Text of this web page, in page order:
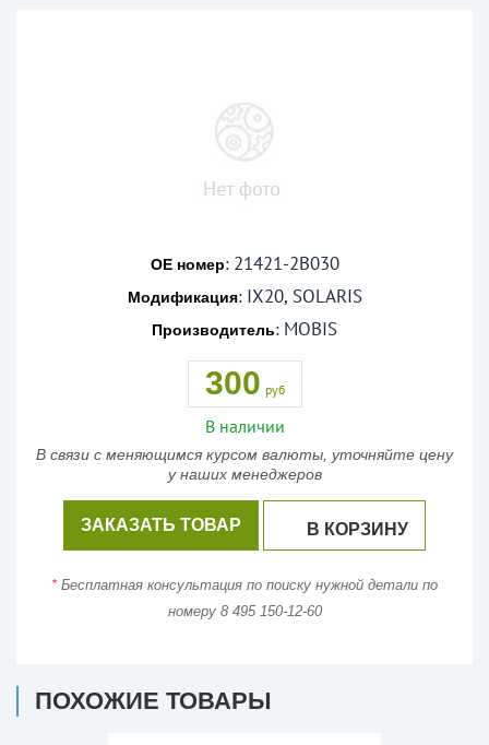
OE номер: 21421-2B030
Модификация: IX20, SOLARIS
Производитель: MOBIS
300 руб
В наличии
В связи с меняющимся курсом валюты, уточняйте цену
у наших менеджеров
ЗАКАЗАТЬ ТОВАР В КОРЗИНУ
*Бесплатная консультация по поиску нужной детали по
номеру 8 495 150-12-60
ПОХОЖИЕ ТОВАРЫ